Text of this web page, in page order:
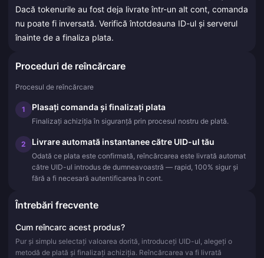
Dacă tokenurile au fost deja livrate într-un alt cont, comanda
nu poate fi inversată. Verifică întotdeauna ID-ul și serverul
înainte de a finaliza plata.
Proceduri de reîncărcare
Procesul de reîncărcare
1 Plasați comanda și finalizați plata
Finalizați achiziția în siguranță prin procesul nostru de plată.
2 Livrare automată instantanee către UID-ul tău
Odată ce plata este confirmată, reîncărcarea este livrată automat
către UID-ul introdus de dumneavoastră — rapid, 100% sigur și
fără a fi necesară autentificarea în cont.
Întrebări frecvente
Cum reîncarc acest produs?
Pur și simplu selectați valoarea dorită, introduceți UID-ul, alegeți o
metodă de plată și finalizați achiziția. Reîncărcarea va fi livrată